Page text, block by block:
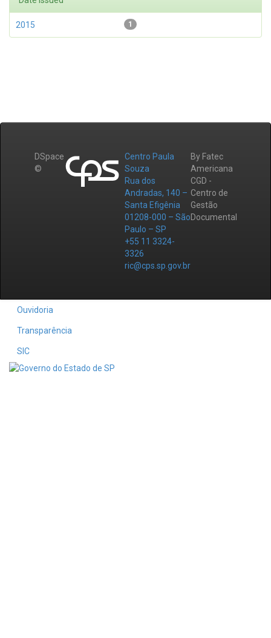
1
2015
DSpace
©
Centro Paula
Souza
Rua dos
Andradas, 140 –
Santa Efigênia
01208-000 – São
Paulo – SP
+55 11 3324-
3326
ric@cps.sp.gov.br
By Fatec
Americana
CGD -
Centro de
Gestão
Documental
Ouvidoria
Transparência
SIC